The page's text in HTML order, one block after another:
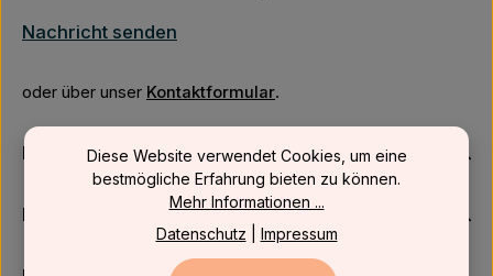
Nachricht senden
oder über unser Kontaktformular.
Firmenkunden
Kundenservice
Diese Website verwendet Cookies, um eine
bestmögliche Erfahrung bieten zu können.
Mehr Informationen ...
Datenschutz
Impressum